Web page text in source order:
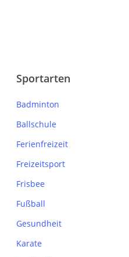
Sportarten
Badminton
Ballschule
Ferienfreizeit
Freizeitsport
Frisbee
Fußball
Gesundheit
Karate